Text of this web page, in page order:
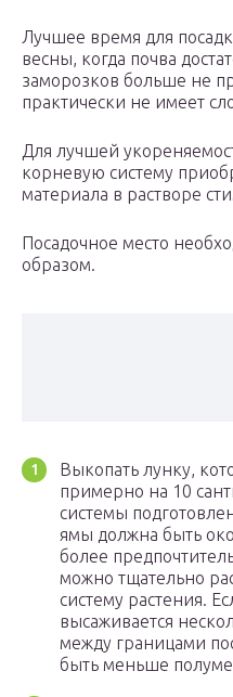
Лучшее время для
весны, когда почва
заморозков больше не
практически не имеет
Для лучшей
корневую систему
материала в растворе
Посадочное место
образом.
Выкопать лунку,
примерно на 10
системы
ямы должна быть
более
можно тщательно
систему растения.
высаживается
между границами
быть меньше